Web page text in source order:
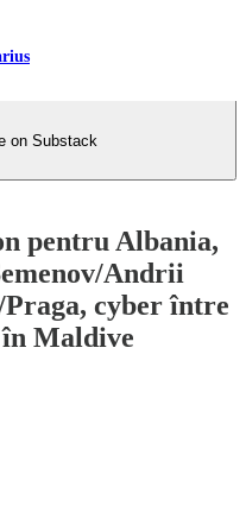
on Substack
pentru Albania,
Andrii
cyber între
Maldive